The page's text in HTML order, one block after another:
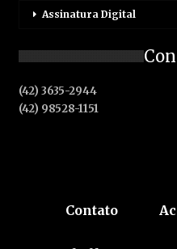
Assinatura Digital
(42) 3635-2944
(42) 98528-1151
Contato